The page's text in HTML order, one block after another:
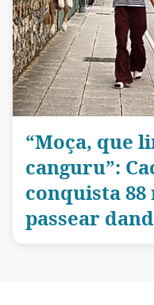
“Moça, que
canguru”:
conquista 88
passear